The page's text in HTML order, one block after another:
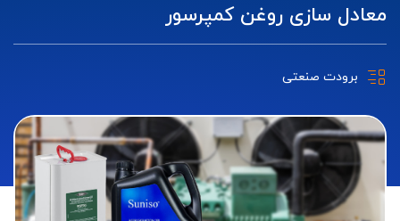
معادل سازی روغن کمپرسور
برودت صنعتی